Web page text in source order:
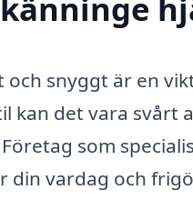
snyggt är en
kan det vara
som
din vardag och